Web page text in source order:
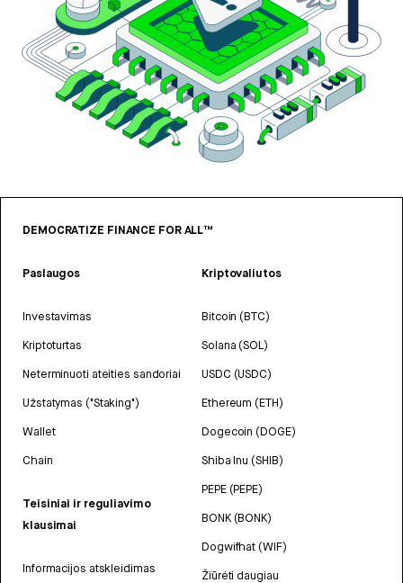
DEMOCRATIZE FINANCE FOR ALL™
Paslaugos
Investavimas
Kriptoturtas
Neterminuoti ateities sandoriai
Užstatymas ("Staking")
Wallet
Chain
Teisiniai ir reguliavimo
klausimai
Informacijos atskleidimas
Kriptovaliutos
Bitcoin (BTC)
Solana (SOL)
USDC (USDC)
Ethereum (ETH)
Dogecoin (DOGE)
Shiba Inu (SHIB)
PEPE (PEPE)
BONK (BONK)
Dogwifhat (WIF)
Žiūrėti daugiau